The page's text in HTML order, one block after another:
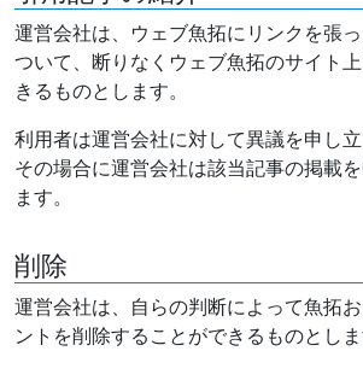
運営会社は、ウェブ魚拓にリンクを張
ついて、断りなくウェブ魚拓のサイト
きるものとします。
利用者は運営会社に対して異議を申し立
その場合に運営会社は該当記事の掲載
ます。
削除
運営会社は、自らの判断によって魚拓
ントを削除することができるものとしま